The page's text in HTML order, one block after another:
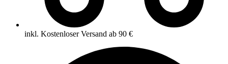
inkl. Kostenloser Versand ab 90 €